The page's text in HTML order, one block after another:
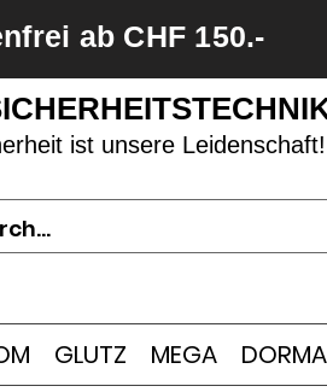
ab CHF 150.-
ist unsere Leidenschaft!
GLUTZ MEGA